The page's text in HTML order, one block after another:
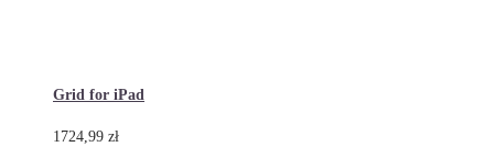
Grid for iPad
1724,99 zł